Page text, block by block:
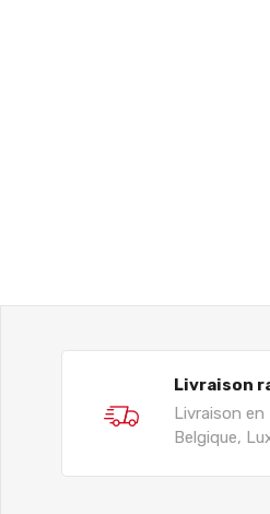
Livraison
Livraison
Belgique,